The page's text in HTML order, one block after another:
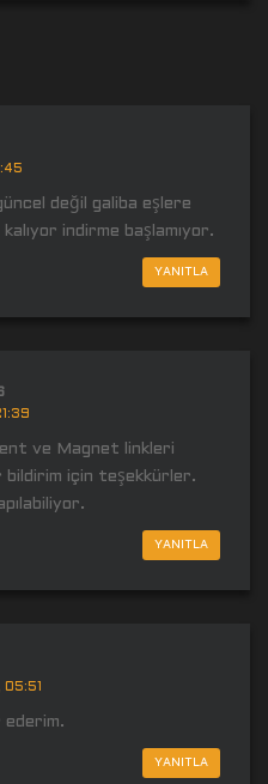
değil galiba eşlere
indirme başlamıyor.
YANITLA
ve Magnet linkleri
bildirim için teşekkürler.
YANITLA
ederim.
YANITLA